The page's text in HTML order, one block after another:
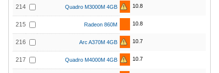
214 Quadro M3000M 4GB 10.8
215 Radeon 860M 10.8
216 Arc A370M 4GB 10.7
217 Quadro M4000M 4GB 10.7